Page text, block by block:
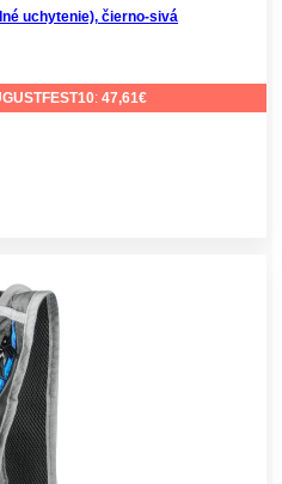
uchytenie), čierno-sivá
: 47,61€